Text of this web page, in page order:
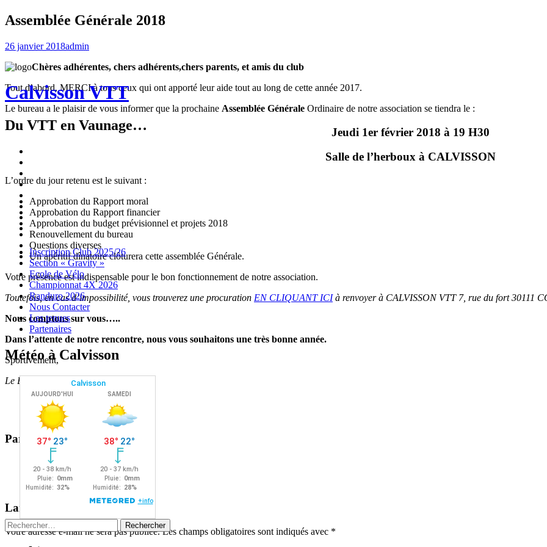
Calvisson VTT
Du VTT en Vaunage…
de
Championnat
2026
2026
Nous
Contacter
Les
tenues
Partenaires
Menu
Widgets
Recherche
Aller
contenu
Inscription Club 2025/26
Section « Gravity »
Ecole de Vélo
Championnat 4X 2026
Randuro 2026
Nous Contacter
Les tenues
Partenaires
Météo à Calvisson
Rechercher :
Assemblée Générale 2018
26 janvier 2018admin
Chères adhérentes, chers adhérents,chers parents, et amis du club
Tout d’abord, MERCI à tous ceux qui ont apporté leur aide tout au long de cette année 2017.
Le bureau a le plaisir de vous informer que la prochaine Assemblée Générale Ordinaire de notre association se tiendra le :
Jeudi 1er février 2018 à 19 H30
Salle de l’herboux à CALVISSON
L’ordre du jour retenu est le suivant :
Approbation du Rapport moral
Approbation du Rapport financier
Approbation du budget prévisionnel et projets 2018
Renouvellement du bureau
Questions diverses
Un apéritif dînatoire clôturera cette assemblée Générale.
Votre présence est indispensable pour le bon fonctionnement de notre association.
Toutefois, en cas d’impossibilité, vous trouverez une procuration EN CLIQUANT ICIà renvoyer à CALVISSON VTT 7, rue du fort 30111
Nous comptons sur vous…..
Dans l’attente de notre rencontre, nous vous souhaitons une très bonne année.
Sportivement,
Le Bureau de Calvisson VTT
Partager :
Facebook
X
Navigation
des
articles
←
→
Laisser un commentaire
Votre adresse e-mail ne sera pas publiée. Les champs obligatoires sont indiqués avec *